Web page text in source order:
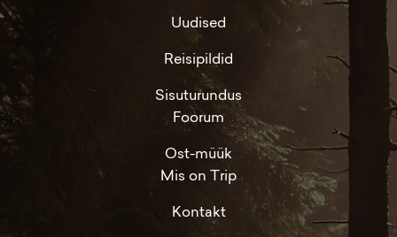
Uudised
Reisipildid
Sisuturundus
Foorum
Ost-müük
Mis on Trip
Kontakt